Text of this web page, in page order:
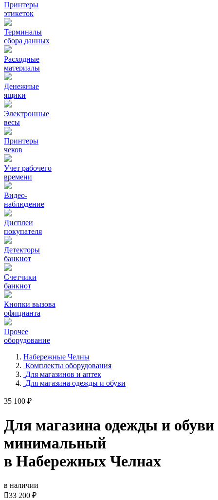
Принтеры
этикеток
Терминалы
сбора данных
Расходные
материалы
Денежные
ящики
Электронные
весы
Принтеры
чеков
Учет рабочего
времени
Видео‑
наблюдение
Дисплеи
покупателя
Детекторы
банкнот
Счетчики
банкнот
Кнопки вызова
официанта
Прочее
оборудование
Набережные Челны
Комплекты оборудования
Для магазинов и аптек
Для магазина одежды и обуви
35 100 ₽
Для магазина одежды и обуви
минимальный
в Набережных Челнах
в наличии
33 200 ₽